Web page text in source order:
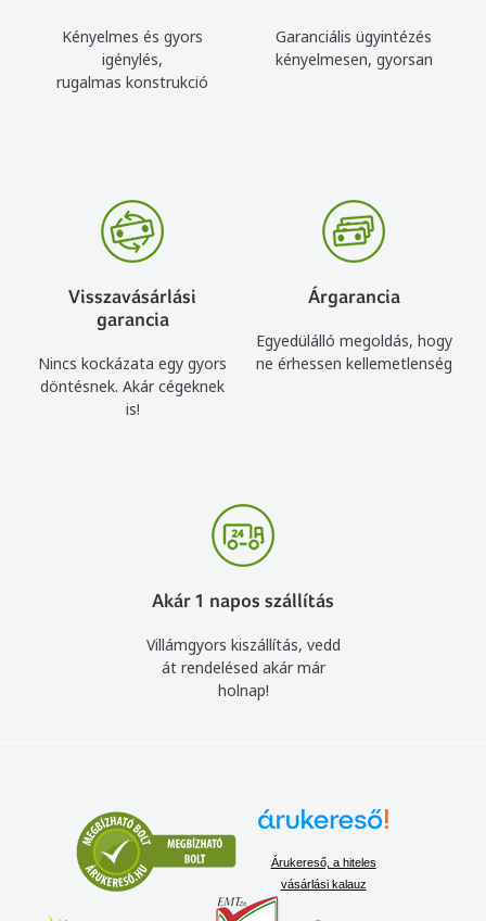
Kényelmes és gyors
igénylés,
rugalmas konstrukció
Garanciális ügyintézés
kényelmesen, gyorsan
Visszavásárlási
garancia
Nincs kockázata egy gyors
döntésnek. Akár cégeknek
is!
Árgarancia
Egyedülálló megoldás, hogy
ne érhessen kellemetlenség
Akár 1 napos szállítás
Villámgyors kiszállítás, vedd
át rendelésed akár már
holnap!
Árukereső, a hiteles
vásárlási kalauz